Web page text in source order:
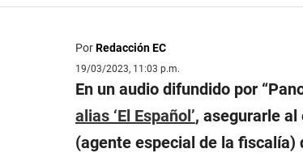
PorRedacción EC
19/03/2023, 11:03 p.m.
En un audio difundido por
alias ‘El Español’, asegurarle
(agente especial de la fiscalía)